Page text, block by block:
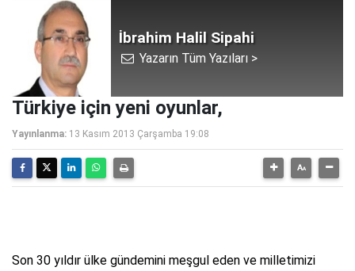
İbrahim Halil Sipahi
Yazarın Tüm Yazıları >
Türkiye için yeni oyunlar,
Yayınlanma: 13 Kasım 2013 Çarşamba 19:08
Son 30 yıldır ülke gündemini meşgul eden ve milletimizi